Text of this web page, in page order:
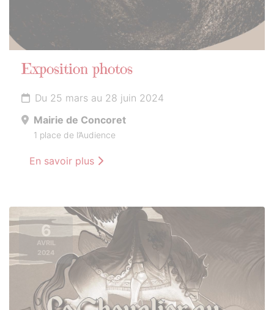
Exposition photos
Du 25 mars au 28 juin 2024
Mairie de Concoret
1 place de l’Audience
En savoir plus
6
AVRIL
2024